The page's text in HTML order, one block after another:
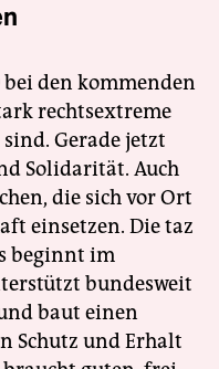
den kommenden
rechtsextreme
Gerade jetzt
Solidarität. Auch
die sich vor Ort
einsetzen. Die taz
beginnt im
bundesweit
baut einen
Schutz und Erhalt